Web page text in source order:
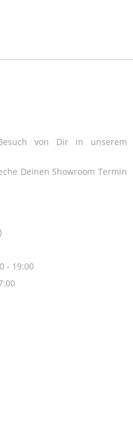
von Dir in unserem
Deinen Showroom Termin
- 19:00